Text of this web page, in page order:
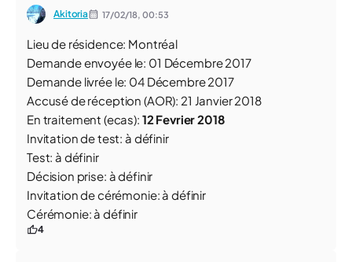
Akitoria 17/02/18, 00:53
Lieu de résidence: Montréal
Demande envoyée le: 01 Décembre 2017
Demande livrée le: 04 Décembre 2017
Accusé de réception (AOR): 21 Janvier 2018
En traitement (ecas): 12 Fevrier 2018
Invitation de test: à définir
Test: à définir
Décision prise: à définir
Invitation de cérémonie: à définir
Cérémonie: à définir
4